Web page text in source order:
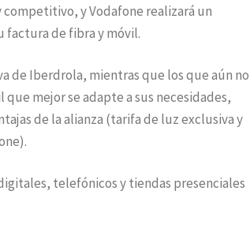
y Vodafone realizará un
factura de fibra y móvil.
de Iberdrola, mientras que los que aún no
mejor se adapte a sus necesidades,
de la alianza (tarifa de luz exclusiva y
telefónicos y tiendas presenciales